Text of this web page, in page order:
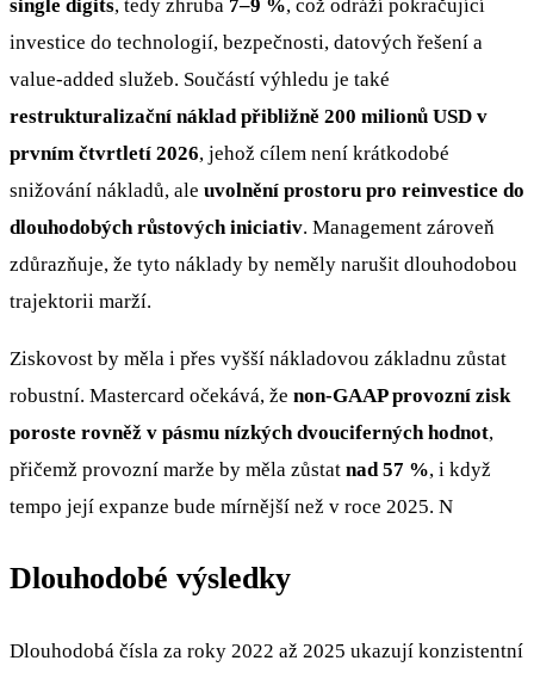
single digits, tedy zhruba 7–9 %, což odráží pokračující
investice do technologií, bezpečnosti, datových řešení a
value-added služeb. Součástí výhledu je také
restrukturalizační náklad přibližně 200 milionů USD v
prvním čtvrtletí 2026, jehož cílem není krátkodobé
snižování nákladů, ale uvolnění prostoru pro reinvestice do
dlouhodobých růstových iniciativ. Management zároveň
zdůrazňuje, že tyto náklady by neměly narušit dlouhodobou
trajektorii marží.
Ziskovost by měla i přes vyšší nákladovou základnu zůstat
robustní. Mastercard očekává, že non-GAAP provozní zisk
poroste rovněž v pásmu nízkých dvouciferných hodnot,
přičemž provozní marže by měla zůstat nad 57 %, i když
tempo její expanze bude mírnější než v roce 2025. N
Dlouhodobé výsledky
Dlouhodobá čísla za roky 2022 až 2025 ukazují konzistentní